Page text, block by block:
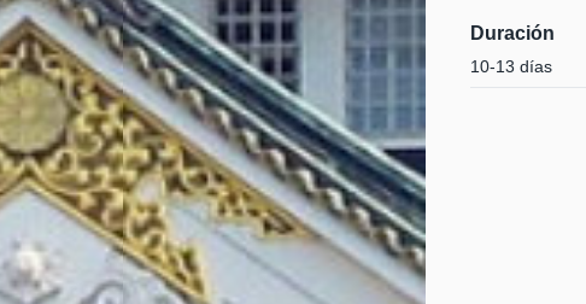
Duración
10-13 días